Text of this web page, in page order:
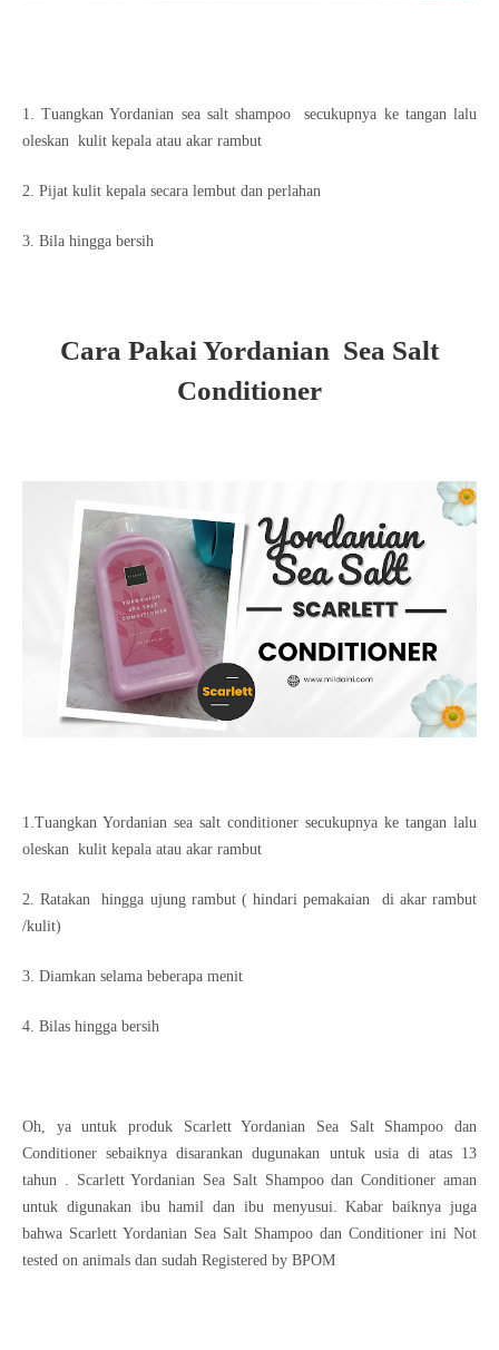
1. Tuangkan Yordanian sea salt shampoo secukupnya ke tangan lalu
oleskan kulit kepala atau akar rambut
2. Pijat kulit kepala secara lembut dan perlahan
3. Bila hingga bersih
Cara Pakai Yordanian Sea Salt
Conditioner
1.Tuangkan Yordanian sea salt conditioner secukupnya ke tangan lalu
oleskan kulit kepala atau akar rambut
2. Ratakan hingga ujung rambut ( hindari pemakaian di akar rambut
/kulit)
3. Diamkan selama beberapa menit
4. Bilas hingga bersih
Oh, ya untuk produk Scarlett Yordanian Sea Salt Shampoo dan
Conditioner sebaiknya disarankan dugunakan untuk usia di atas 13
tahun . Scarlett Yordanian Sea Salt Shampoo dan Conditioner aman
untuk digunakan ibu hamil dan ibu menyusui. Kabar baiknya juga
bahwa Scarlett Yordanian Sea Salt Shampoo dan Conditioner ini Not
tested on animals dan sudah Registered by BPOM